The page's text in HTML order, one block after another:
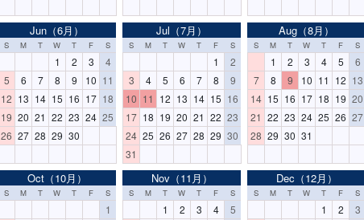
Jun（6月）
S M T W T F S
1 2 3
4
5
6 7 8 9 10 11
12 13 14 15 16 17 18
19 20 21 22 23 24 25
26 27 28 29 30
Jul（7月）
S M T W T F S
1
2
3
4 5 6 7 8
9
10 11 12 13 14 15 16
17 18 19 20 21 22 23
24 25 26 27 28 29 30
31
Aug（8月）
S M T W T F S
1 2 3 4 5
6
7
8 9 10 11 12 13
14 15 16 17 18 19 20
21 22 23 24 25 26 27
28 29 30 31
Oct（10月）
S M T W T F S
1
Nov（11月）
S M T W T F S
1 2 3 4
5
Dec（12月）
S M T W T F S
1 2
3